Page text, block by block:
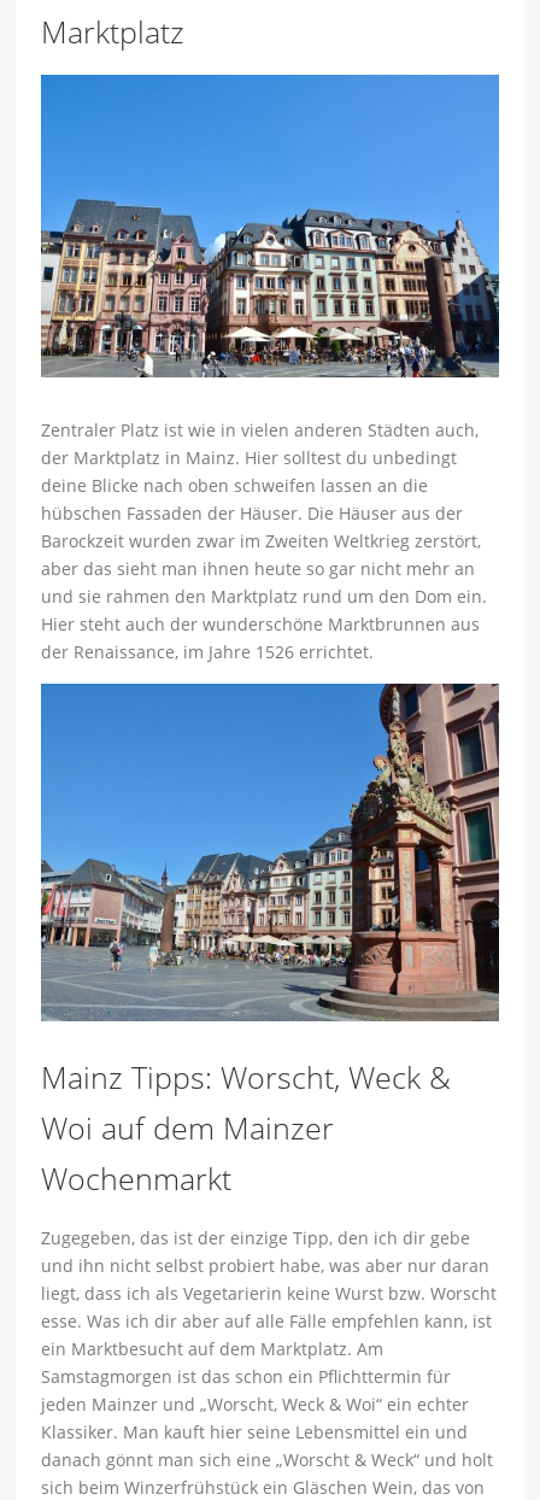
Marktplatz
Zentraler Platz ist wie in vielen anderen Städten auch,
der Marktplatz in Mainz. Hier solltest du unbedingt
deine Blicke nach oben schweifen lassen an die
hübschen Fassaden der Häuser. Die Häuser aus der
Barockzeit wurden zwar im Zweiten Weltkrieg zerstört,
aber das sieht man ihnen heute so gar nicht mehr an
und sie rahmen den Marktplatz rund um den Dom ein.
Hier steht auch der wunderschöne Marktbrunnen aus
der Renaissance, im Jahre 1526 errichtet.
Mainz Tipps: Worscht, Weck &
Woi auf dem Mainzer
Wochenmarkt
Zugegeben, das ist der einzige Tipp, den ich dir gebe
und ihn nicht selbst probiert habe, was aber nur daran
liegt, dass ich als Vegetarierin keine Wurst bzw. Worscht
esse. Was ich dir aber auf alle Fälle empfehlen kann, ist
ein Marktbesucht auf dem Marktplatz. Am
Samstagmorgen ist das schon ein Pflichttermin für
jeden Mainzer und „Worscht, Weck & Woi“ ein echter
Klassiker. Man kauft hier seine Lebensmittel ein und
danach gönnt man sich eine „Worscht & Weck“ und holt
sich beim Winzerfrühstück ein Gläschen Wein, das von